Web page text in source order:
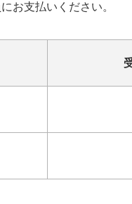
お支払いください。